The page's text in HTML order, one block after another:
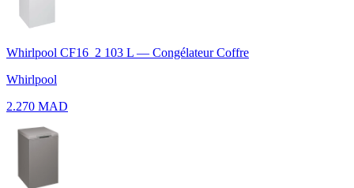
Whirlpool CF16_2 103 L — Congélateur Coffre
Whirlpool
2.270 MAD